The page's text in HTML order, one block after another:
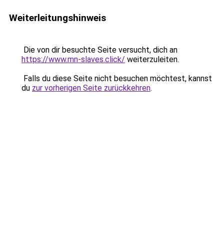
Weiterleitungshinweis
Die von dir besuchte Seite versucht, dich an
https://www.mn-slaves.click/ weiterzuleiten.
Falls du diese Seite nicht besuchen möchtest, kannst
du zur vorherigen Seite zurückkehren.